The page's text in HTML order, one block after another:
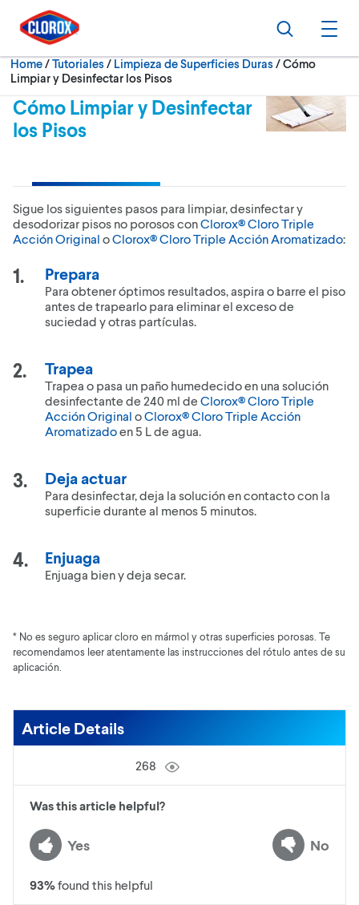
Skip to main navigation
Skip to content
Skip to footer
Search
Home/Tutoriales Limpieza de Superficies Duras Current:
Cómo
Limpiar y Desinfectar los Pisos
Cómo Limpiar y Desinfectar
los Pisos
Sigue los siguientes pasos para limpiar, desinfectar y
desodorizar pisos no porosos conClorox® Cloro Triple
Acción Original oClorox® Cloro Triple Acción Aromatizado:
Prepara
Para obtener óptimos resultados, aspira o barre el piso
antes de trapearlo para eliminar el exceso de
suciedad y otras partículas.
Trapea
Trapea o pasa un paño humedecido en una solución
desinfectante de 240 ml de Clorox® Cloro Triple
Acción Original oClorox® Cloro Triple Acción
Aromatizadoen 5 L de agua.
Deja actuar
Para desinfectar, deja la solución en contacto con la
superficie durante al menos 5 minutos.
Enjuaga
Enjuaga bien y deja secar.
* No es seguro aplicar cloro en mármol y otras superficies porosas. Te
recomendamos leer atentamente las instrucciones del rótulo antes de su
aplicación.
Article Details
268
Was this article helpful?
Yes No
93%found this helpful